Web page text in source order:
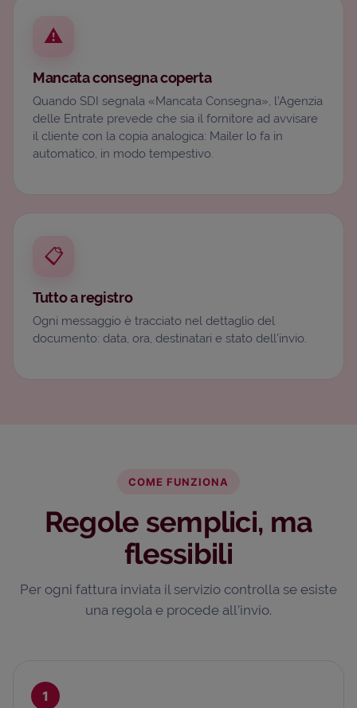
⚠️
Mancata consegna coperta
Quando SDI segnala «Mancata Consegna», l’Agenzia
delle Entrate prevede che sia il fornitore ad avvisare
il cliente con la copia analogica: Mailer lo fa in
automatico, in modo tempestivo.
📋
Tutto a registro
Ogni messaggio è tracciato nel dettaglio del
documento: data, ora, destinatari e stato dell’invio.
COME FUNZIONA
Regole semplici, ma
flessibili
Per ogni fattura inviata il servizio controlla se esiste
una regola e procede all’invio.
1